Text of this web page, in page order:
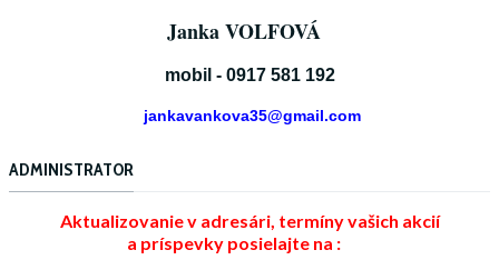
Janka VOLFOVÁ
mobil - 0917 581 192
jankavankova35@gmail.com
ADMINISTRATOR
Aktualizovanie v adresári, termíny vašich akcií
a príspevky posielajte na :